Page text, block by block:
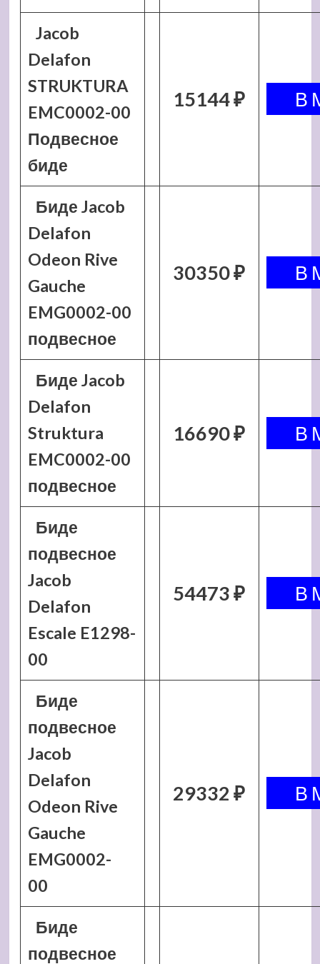
Jacob
Delafon
STRUKTURA
EMC0002-00
Подвесное
биде
15144 ₽
Биде Jacob
Delafon
Odeon Rive
Gauche
EMG0002-00
подвесное
30350 ₽
Биде Jacob
Delafon
Struktura
EMC0002-00
подвесное
16690 ₽
Биде
подвесное
Jacob
Delafon
Escale E1298-
00
54473 ₽
Биде
подвесное
Jacob
Delafon
Odeon Rive
Gauche
EMG0002-
00
29332 ₽
Биде
подвесное